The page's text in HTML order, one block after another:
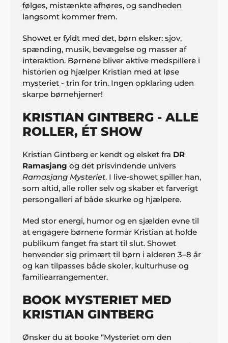
følges, mistænkte afhøres, og sandheden
langsomt kommer frem.
Showet er fyldt med det, børn elsker: sjov,
spænding, musik, bevægelse og masser af
interaktion. Børnene bliver aktive medspillere i
historien og hjælper Kristian med at løse
mysteriet - trin for trin. Ingen opklaring uden
skarpe børnehjerner!
KRISTIAN GINTBERG - ALLE
ROLLER, ÉT SHOW
Kristian Gintberg er kendt og elsket fra DR
Ramasjang og det prisvindende univers
Ramasjang Mysteriet. I live-showet spiller han,
som altid, alle roller selv og skaber et farverigt
persongalleri af både skurke og hjælpere.
Med stor energi, humor og en sjælden evne til
at engagere børnene formår Kristian at holde
publikum fanget fra start til slut. Showet
henvender sig primært til børn i alderen 3–8 år
og kan tilpasses både skoler, kulturhuse og
familiearrangementer.
BOOK MYSTERIET MED
KRISTIAN GINTBERG
Ønsker du at booke “Mysteriet om den